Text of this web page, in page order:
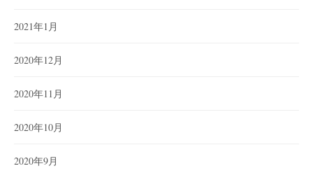
2021年1月
2020年12月
2020年11月
2020年10月
2020年9月